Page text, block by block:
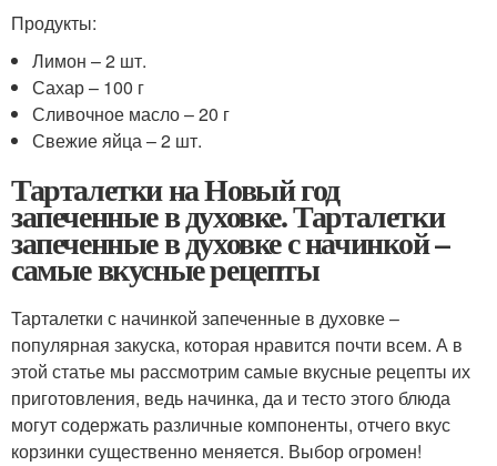
Продукты:
Лимон – 2 шт.
Сахар – 100 г
Сливочное масло – 20 г
Свежие яйца – 2 шт.
Тарталетки на Новый год
запеченные в духовке. Тарталетки
запеченные в духовке с начинкой –
самые вкусные рецепты
Тарталетки с начинкой запеченные в духовке –
популярная закуска, которая нравится почти всем. А в
этой статье мы рассмотрим самые вкусные рецепты их
приготовления, ведь начинка, да и тесто этого блюда
могут содержать различные компоненты, отчего вкус
корзинки существенно меняется. Выбор огромен!